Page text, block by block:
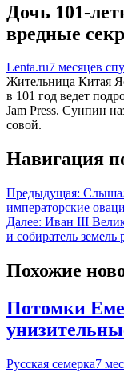
Дочь 101-
вредные
Lenta.ru7 месяцев
Жительница Китая
в 101 год ведет
Jam Press. Сунпин
совой.
Навигация
Предыдущая:
императорские
Далее: Иван III
и собиратель земель
Похожие
Потомки
Русская семерка7